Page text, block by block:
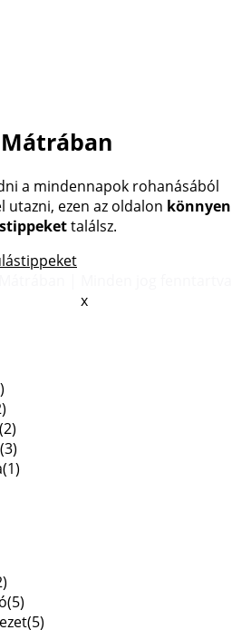
a mindennapok rohanásából
utazni, ezen az oldalon könnyen
találsz.
x
(2)
(3)
(1)
(5)
(5)